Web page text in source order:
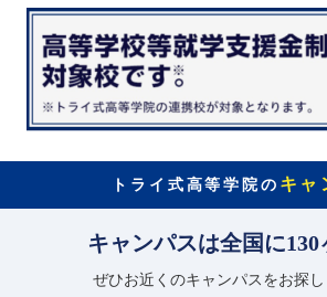
トライ式高等学院の キャ
キャンパスは全国に130
ぜひお近くのキャンパスをお探し